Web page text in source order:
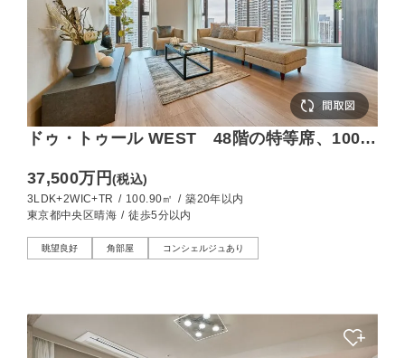
ドゥ・トゥール WEST 48階の特等席、100㎡
37,500万円(税込)
3LDK+2WIC+TR / 100.90㎡ / 築20年以内
東京都中央区晴海 / 徒歩5分以内
眺望良好 角部屋 コンシェルジュあり